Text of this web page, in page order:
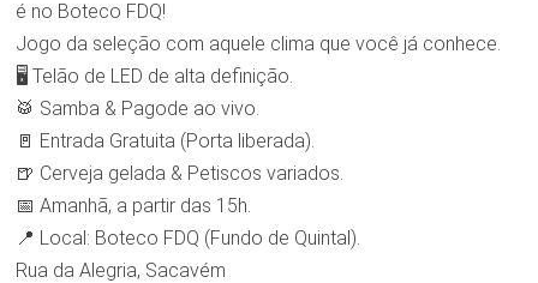
é no Boteco FDQ!
Jogo da seleção com aquele clima que você já conhece.
🖥️ Telão de LED de alta definição.
🥁 Samba & Pagode ao vivo.
🚪 Entrada Gratuita (Porta liberada).
🍺 Cerveja gelada & Petiscos variados.
📅 Amanhã, a partir das 15h.
📍 Local: Boteco FDQ (Fundo de Quintal).
Rua da Alegria, Sacavém